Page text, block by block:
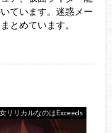
ています。迷惑メー
とめています。
リリカルなのはExceeds